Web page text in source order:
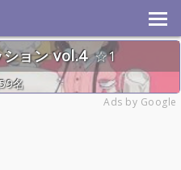
ョン vol.4
1
59名
Ads by Google